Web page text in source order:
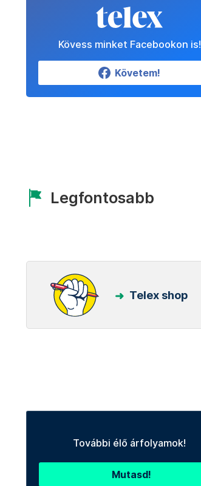
Kövess minket Facebookon is!
Követem!
Legfontosabb
Telex shop
További élő árfolyamok!
Mutasd!